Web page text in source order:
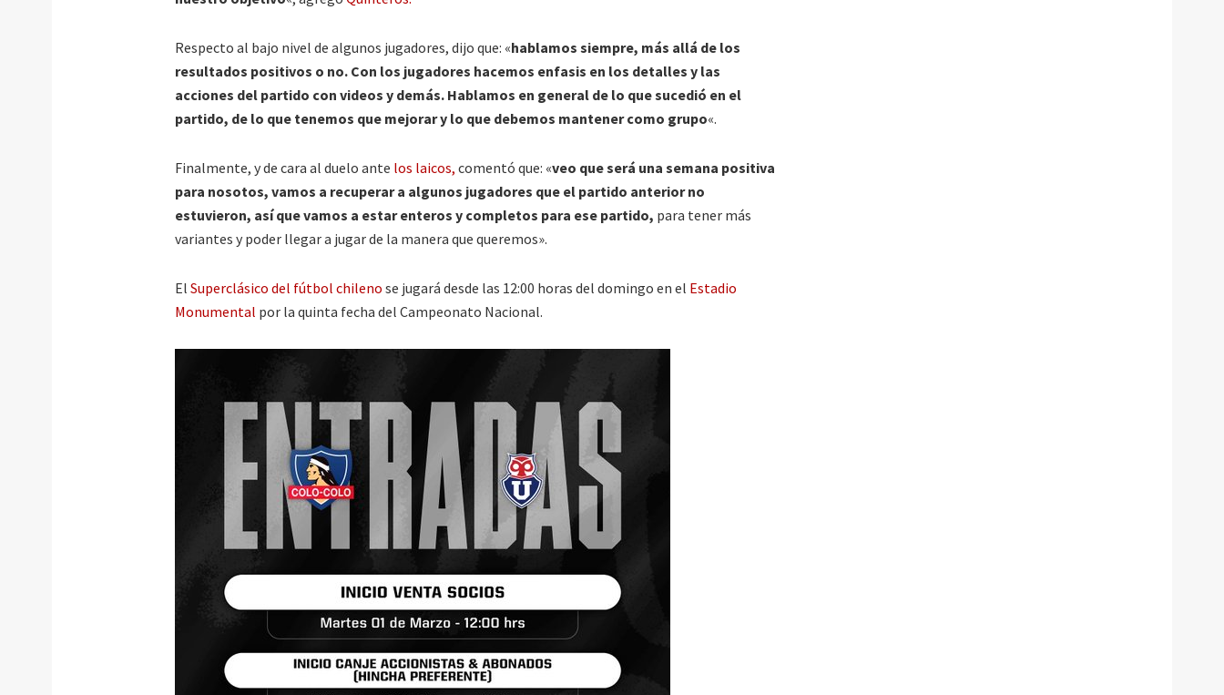
Respecto al bajo nivel de algunos jugadores, dijo que: «hablamos siempre, más allá de los
resultados positivos o no. Con los jugadores hacemos enfasis en los detalles y las
acciones del partido con videos y demás. Hablamos en general de lo que sucedió en el
partido, de lo que tenemos que mejorar y lo que debemos mantener como grupo«.
Finalmente, y de cara al duelo ante los laicos, comentó que: «veo que será una semana positiva
para nosotos, vamos a recuperar a algunos jugadores que el partido anterior no
estuvieron, así que vamos a estar enteros y completos para ese partido, para tener más
variantes y poder llegar a jugar de la manera que queremos».
El Superclásico del fútbol chileno se jugará desde las 12:00 horas del domingo en el Estadio
Monumental por la quinta fecha del Campeonato Nacional.